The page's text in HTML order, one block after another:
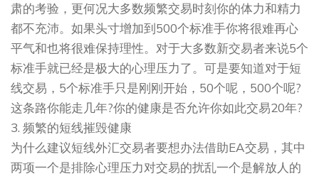
肃的考验，更何况大多数频繁交易时刻你的体力和精力
都不充沛。如果头寸增加到500个标准手你将很难再心
平气和也将很难保持理性。对于大多数新交易者来说5个
标准手就已经是极大的心理压力了。可是要知道对于短
线交易，5个标准手只是刚刚开始，50个呢，500个呢?
这条路你能走几年?你的健康是否允许你如此交易20年?
3. 频繁的短线摧毁健康
为什么建议短线外汇交易者要想办法借助EA交易，其中
两项一个是排除心理压力对交易的扰乱一个是解放人的